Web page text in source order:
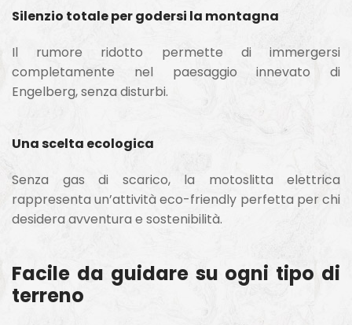
Silenzio totale per godersi la montagna
Il rumore ridotto permette di immergersi
completamente nel paesaggio innevato di
Engelberg, senza disturbi.
Una scelta ecologica
Senza gas di scarico, la motoslitta elettrica
rappresenta un’attività eco-friendly perfetta per chi
desidera avventura e sostenibilità.
Facile da guidare su ogni tipo di
terreno